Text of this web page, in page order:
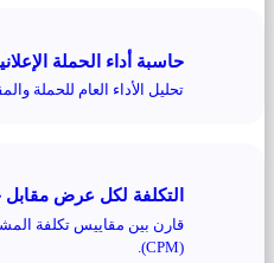
حاسبة أداء الحملة
تحليل الأداء العام للحملة
التكلفة لكل عرض
(CPM).